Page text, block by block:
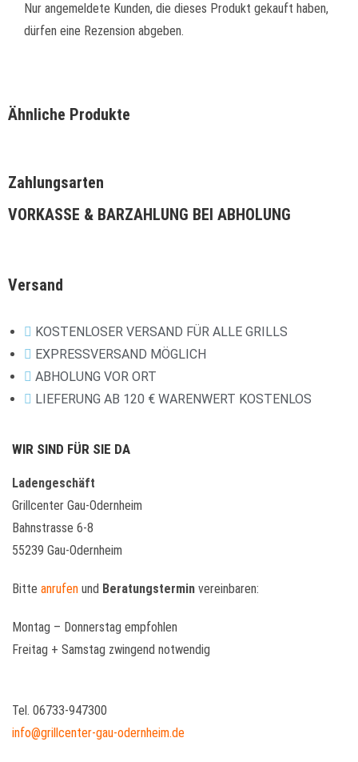
Nur angemeldete Kunden, die dieses Produkt gekauft haben,
dürfen eine Rezension abgeben.
Ähnliche Produkte
Zahlungsarten
VORKASSE & BARZAHLUNG BEI ABHOLUNG
Versand
KOSTENLOSER VERSAND FÜR ALLE GRILLS
EXPRESSVERSAND MÖGLICH
ABHOLUNG VOR ORT
LIEFERUNG AB 120 € WARENWERT KOSTENLOS
WIR SIND FÜR SIE DA
Ladengeschäft
Grillcenter Gau-Odernheim
Bahnstrasse 6-8
55239 Gau-Odernheim
Bitte anrufen und Beratungstermin vereinbaren:
Montag – Donnerstag empfohlen
Freitag + Samstag zwingend notwendig
Tel. 06733-947300
info@grillcenter-gau-odernheim.de